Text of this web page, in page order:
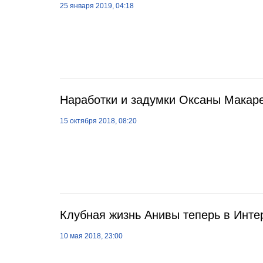
25 января 2019, 04:18
Наработки и задумки Оксаны
15 октября 2018, 08:20
Клубная жизнь Анивы теперь в
10 мая 2018, 23:00